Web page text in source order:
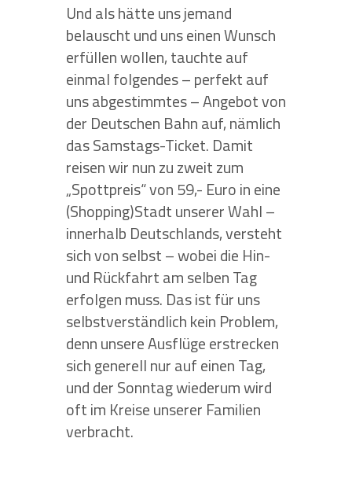
Und als hätte uns jemand
belauscht und uns einen Wunsch
erfüllen wollen, tauchte auf
einmal folgendes – perfekt auf
uns abgestimmtes – Angebot von
der Deutschen Bahn auf, nämlich
das Samstags-Ticket. Damit
reisen wir nun zu zweit zum
„Spottpreis“ von 59,- Euro in eine
(Shopping)Stadt unserer Wahl –
innerhalb Deutschlands, versteht
sich von selbst – wobei die Hin-
und Rückfahrt am selben Tag
erfolgen muss. Das ist für uns
selbstverständlich kein Problem,
denn unsere Ausflüge erstrecken
sich generell nur auf einen Tag,
und der Sonntag wiederum wird
oft im Kreise unserer Familien
verbracht.